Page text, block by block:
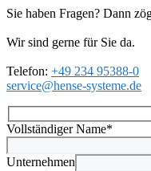
Sie haben Fragen? Dann
Wir sind gerne für Sie da.
Telefon: +49 234 95388-0
service@hense-systeme.de
Vollständiger Name*
Unternehmen